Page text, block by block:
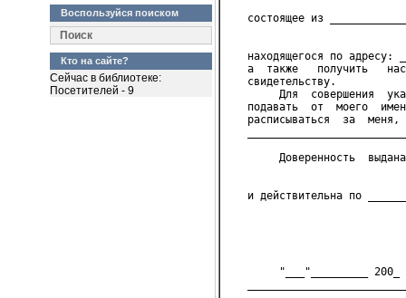
Воспользуйся поиском
Поиск
Кто на сайте?
Сейчас в библиотеке:
Посетителей - 9
состоящее из
находящегося по адресу:
а  также   получить
свидетельству.
Для  совершения
подавать  от  моего
расписываться  за  меня,
Доверенность  выдана
и действительна по
"___"_________ 200_ г.